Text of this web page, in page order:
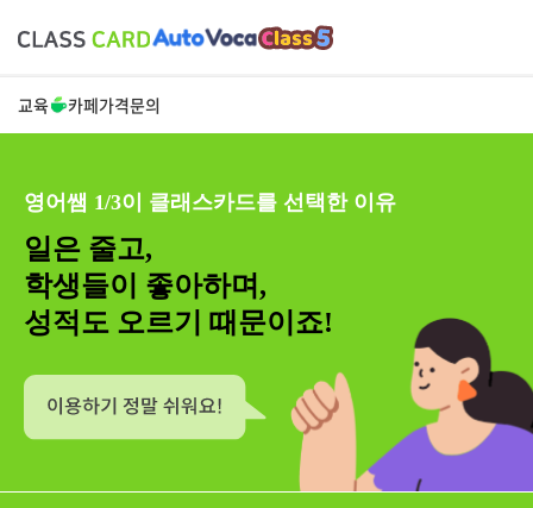
교육 카페가격문의
영어쌤 1/3이 클래스카드를 선택한 이유
일은 줄고,
학생들이 좋아하며,
성적도 오르기 때문이죠!